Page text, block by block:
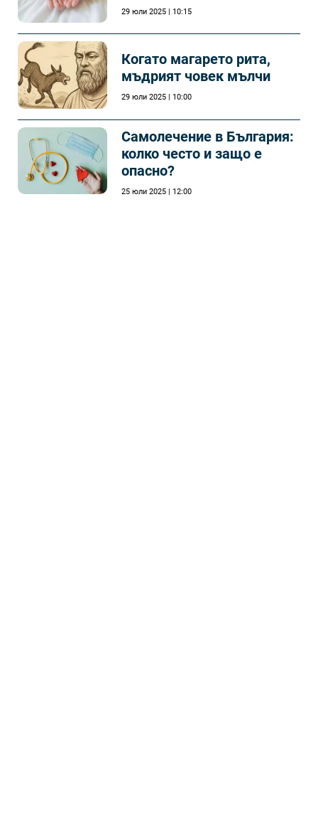
29 юли 2025 | 10:15
Когато магарето рита,
мъдрият човек мълчи
29 юли 2025 | 10:00
Самолечeние в България:
колко често и защо е
опасно?
25 юли 2025 | 12:00